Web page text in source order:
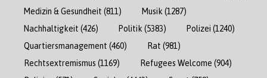
Medizin & Gesundheit (811) Musik (1287)
Nachhaltigkeit (426) Politik (5383) Polizei (1240)
Quartiersmanagement (460) Rat (981)
Rechtsextremismus (1169) Refugees Welcome (904)